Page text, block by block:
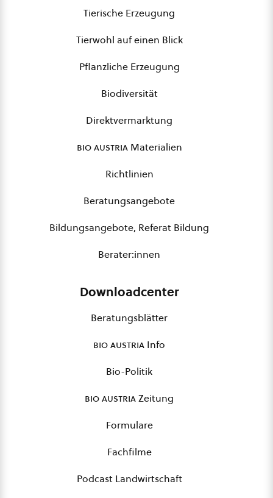
Tierische Erzeugung
Tierwohl auf einen Blick
Pflanzliche Erzeugung
Biodiversität
Direktvermarktung
bio austriaMaterialien
Richtlinien
Beratungsangebote
Bildungsangebote, Referat Bildung
Berater:innen
Downloadcenter
Beratungsblätter
bio austria Info
Bio-Politik
bio austriaZeitung
Formulare
Fachfilme
Podcast Landwirtschaft